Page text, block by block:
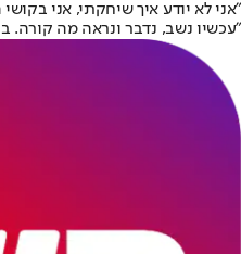
"אני לא יודע איך שיחקתי, אני
"עכשיו נשב, נדבר ונראה מה קורה.